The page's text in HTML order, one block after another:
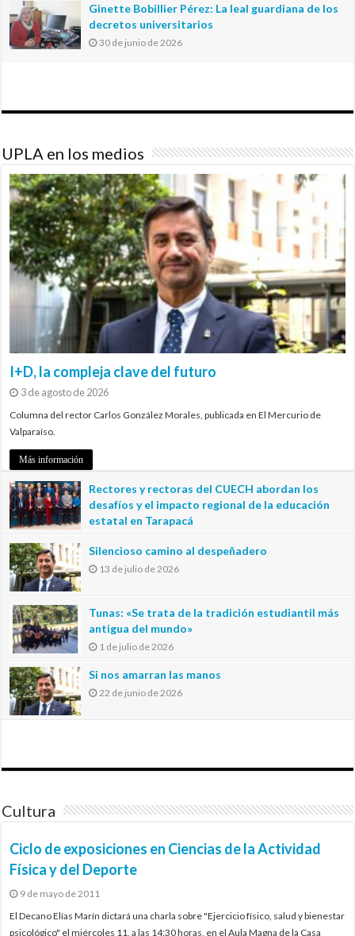
Ginette Bobillier Pérez: La leal guardiana de los
decretos universitarios
30 de junio de 2026
UPLA en los medios
I+D, la compleja clave del futuro
3 de agosto de 2026
Columna del rector Carlos González Morales, publicada en El Mercurio de
Valparaíso.
Más información
Rectores y rectoras del CUECH abordan los
desafíos y el impacto regional de la educación
estatal en Tarapacá
Silencioso camino al despeñadero
13 de julio de 2026
Tunas: «Se trata de la tradición estudiantil más
antigua del mundo»
1 de julio de 2026
Si nos amarran las manos
22 de junio de 2026
Cultura
Ciclo de exposiciones en Ciencias de la Actividad
Física y del Deporte
9 de mayo de 2011
El Decano Elías Marín dictará una charla sobre "Ejercicio físico, salud y bienestar
psicológico" el miércoles 11, a las 14:30 horas, en el Aula Magna de la Casa